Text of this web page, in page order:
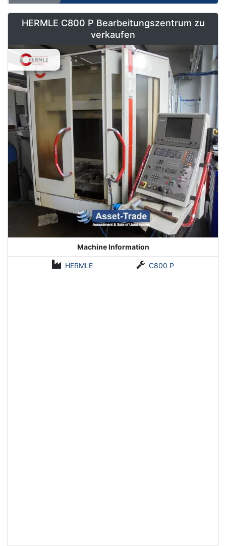
HERMLE C800 P Bearbeitungszentrum zu
verkaufen
Machine Information
HERMLE C800 P